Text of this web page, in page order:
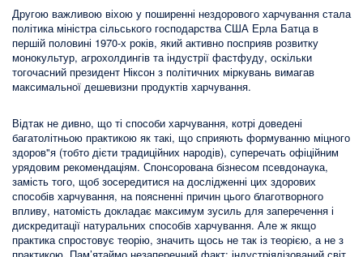
Другою важливою віхою у поширенні нездорового харчування стала
політика міністра сільського господарства США Ерла Батца в
першій половині 1970-х років, який активно посприяв розвитку
монокультур, агрохолдингів та індустрії фастфуду, оскільки
тогочасний президент Ніксон з політичних міркувань вимагав
максимальної дешевизни продуктів харчування.
Відтак не дивно, що ті способи харчування, котрі доведені
багатолітньою практикою як такі, що сприяють формуванню міцного
здоров"я (тобто дієти традиційних народів), суперечать офіційним
урядовим рекомендаціям. Спонсорована бізнесом псевдонаука,
замість того, щоб зосередитися на дослідженні цих здорових
способів харчування, на поясненні причин цього благотворного
впливу, натомість докладає максимум зусиль для заперечення і
дискредитації натуральних способів харчування. Але ж якщо
практика спростовує теорію, значить щось не так із теорією, а не з